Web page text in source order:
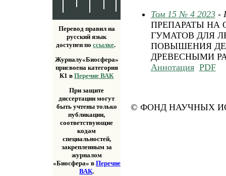
Перевод правил на
русский язык
доступен поссылке.
Журналу«Биосфера»
присвоена категория
К1 вПеречне ВАК
При защите
диссертации могут
быть учтены только
публикации,
соответствующие
кодам
специальностей,
закрепленным за
журналом
«Биосфера» в Перечне
ВАК.
Том 15 № 4 2023-
ПРЕПАРАТЫ НА
ГУМАТОВ ДЛЯ
ПОВЫШЕНИЯ
ДРЕВЕСНЫМИ
Аннотация PDF
© ФОНД НАУЧНЫХ